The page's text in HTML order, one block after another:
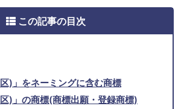
この記事の目次
区)」をネーミングに含む商標
区)」の商標(商標出願・登録商標)